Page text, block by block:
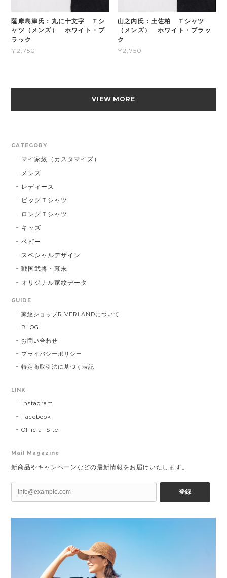
薩摩島津氏：丸に十文字 Ｔシ
ャツ（メンズ） ホワイト・ブ
ラック
¥2,750
山之内氏：土佐柏 Ｔシャツ
（メンズ） ホワイト・ブラッ
ク
¥2,750
VIEW MORE
CATEGORY
マイ家紋（カスタマイズ）
メンズ
レディース
ビッグＴシャツ
ロングＴシャツ
キッズ
ベビー
スペシャルデザイン
戦国武将・幕末
オリジナル家紋データ
GUIDE
家紋ショップRIVERLANDについて
BLOG
お問い合わせ
プライバシーポリシー
特定商取引法に基づく表記
LINK
Instagram
Facebook
Official Site
Mail Magazine
新商品やキャンペーンなどの最新情報をお届けいたします。
登録